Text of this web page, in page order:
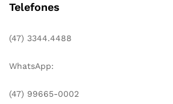
Telefones
(47) 3344.4488
WhatsApp:
(47) 99665-0002